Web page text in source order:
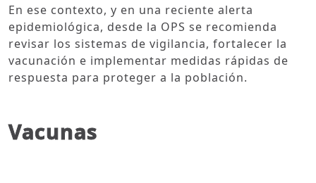
En ese contexto, y en una reciente alerta
epidemiológica, desde la OPS se recomienda
revisar los sistemas de vigilancia, fortalecer la
vacunación e implementar medidas rápidas de
respuesta para proteger a la población.
Vacunas